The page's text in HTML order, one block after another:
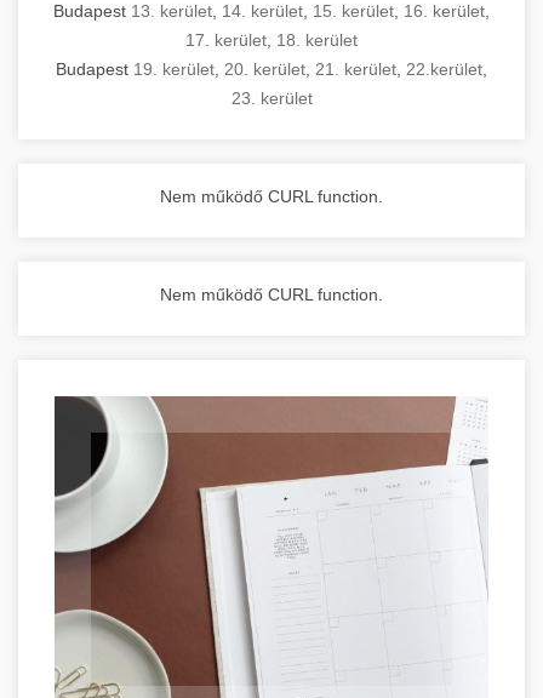
Budapest 13. kerület 14. kerület 15. kerület 16. kerület
17. kerület 18. kerület
Budapest 19. kerület 20. kerület 21. kerület 22.kerület
23. kerület
Nem működő CURL function.
Nem működő CURL function.